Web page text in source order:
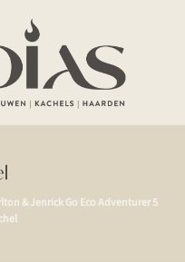
& Jenrick Go Eco Adventurer 5